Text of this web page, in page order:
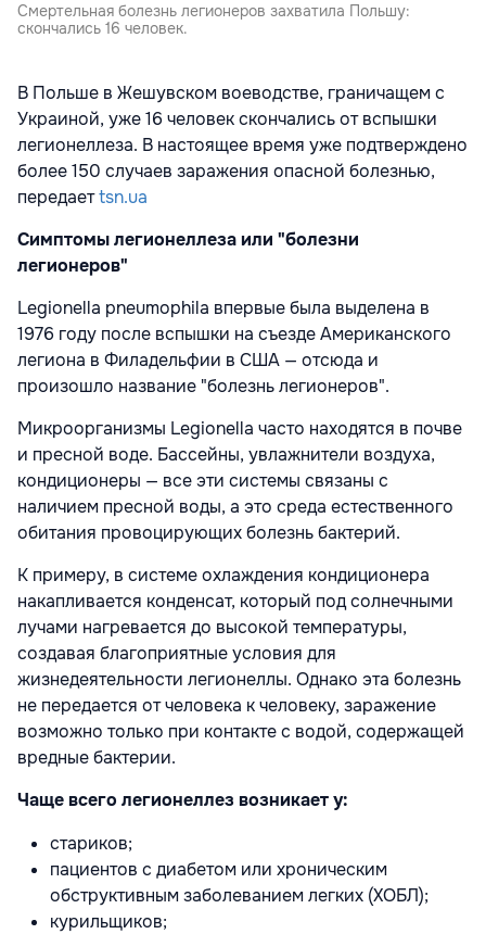
Смертельная болезнь легионеров захватила Польшу:
скончались 16 человек.
В Польше в Жешувском воеводстве, граничащем с
Украиной, уже 16 человек скончались от вспышки
легионеллеза. В настоящее время уже подтверждено
более 150 случаев заражения опасной болезнью,
передаетtsn.ua
Симптомы легионеллеза или "болезни
легионеров"
Legionella pneumophila впервые была выделена в
1976 году после вспышки на съезде Американского
легиона в Филадельфии в США — отсюда и
произошло название "болезнь легионеров".
Микроорганизмы Legionella часто находятся в почве
и пресной воде. Бассейны, увлажнители воздуха,
кондиционеры — все эти системы связаны с
наличием пресной воды, а это среда естественного
обитания провоцирующих болезнь бактерий.
К примеру, в системе охлаждения кондиционера
накапливается конденсат, который под солнечными
лучами нагревается до высокой температуры,
создавая благоприятные условия для
жизнедеятельности легионеллы. Однако эта болезнь
не передается от человека к человеку, заражение
возможно только при контакте с водой, содержащей
вредные бактерии.
Чаще всего легионеллез возникает у:
стариков;
пациентов с диабетом или хроническим
обструктивным заболеванием легких (ХОБЛ);
курильщиков;